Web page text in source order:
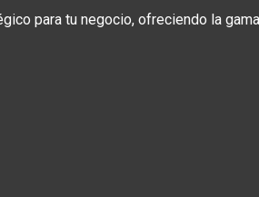
para tu negocio, ofreciendo la